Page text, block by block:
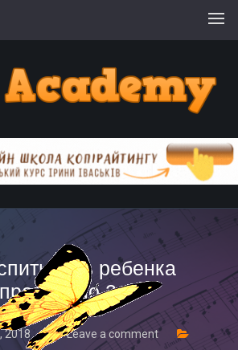
ребенка
правильно 2
2018 Leave a comment